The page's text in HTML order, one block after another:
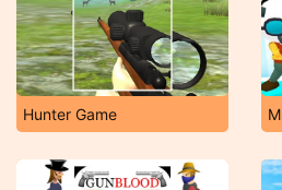
Hunter Game